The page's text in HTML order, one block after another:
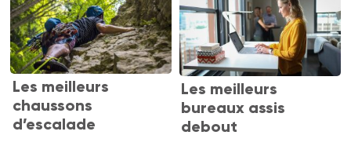
Les meilleurs
chaussons
d’escalade
Les meilleurs
bureaux assis
debout